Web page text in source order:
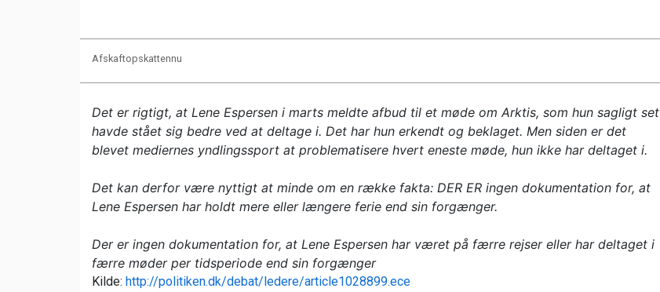
Afskaftopskattennu
Det er rigtigt, at Lene Espersen i marts meldte afbud til et møde om Arktis, som hun sagligt set
havde stået sig bedre ved at deltage i. Det har hun erkendt og beklaget. Men siden er det
blevet mediernes yndlingssport at problematisere hvert eneste møde, hun ikke har deltaget i.
Det kan derfor være nyttigt at minde om en række fakta: DER ER ingen dokumentation for, at
Lene Espersen har holdt mere eller længere ferie end sin forgænger.
Der er ingen dokumentation for, at Lene Espersen har været på færre rejser eller har deltaget i
færre møder per tidsperiode end sin forgænger
Kilde: http://politiken.dk/debat/ledere/article1028899.ece